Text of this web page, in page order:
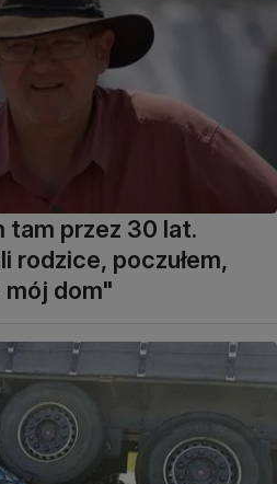
tam przez 30 lat.
rodzice, poczułem,
mój dom"